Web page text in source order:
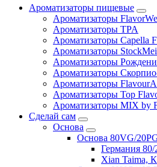
Ароматизаторы пищевые
Ароматизаторы
Ароматизаторы TPA
Ароматизаторы Capella
Ароматизаторы
Ароматизаторы
Ароматизаторы
Ароматизаторы
Ароматизаторы Top
Ароматизаторы MIX by
Сделай сам
Основа
Основа 80VG/
Германия 80/
Xian Taima,